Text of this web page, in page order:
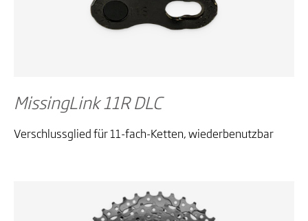
MissingLink 11R DLC
Verschlussglied für 11-fach-Ketten, wiederbenutzbar